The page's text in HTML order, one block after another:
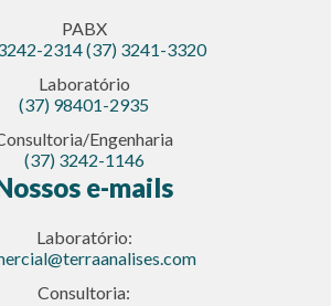
PABX
2314(37) 3241-3320
Laboratório
(37) 98401-2935
Engenharia
(37) 3242-1146
e-mails
Laboratório:
Consultoria: